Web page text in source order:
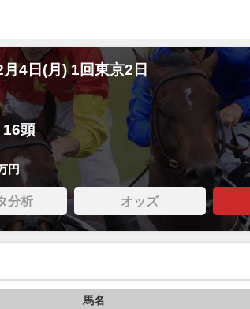
月4日(月) 1回東京2日
16頭
円
分析 オッズ
馬名